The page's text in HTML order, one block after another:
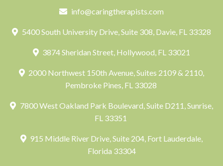
info@caringtherapists.com
5400 South University Drive, Suite 308, Davie, FL 33328
3874 Sheridan Street, Hollywood, FL 33021
2000 Northwest 150th Avenue, Suites 2109 & 2110,
Pembroke Pines, FL 33028
7800 West Oakland Park Boulevard, Suite D211, Sunrise,
FL 33351
915 Middle River Drive, Suite 204, Fort Lauderdale,
Florida 33304